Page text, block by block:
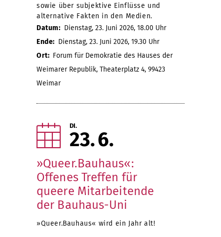
sowie über subjektive Einflüsse und
alternative Fakten in den Medien.
Datum: Dienstag, 23. Juni 2026, 18.00 Uhr
Ende: Dienstag, 23. Juni 2026, 19.30 Uhr
Ort: Forum für Demokratie des Hauses der
Weimarer Republik, Theaterplatz 4, 99423
Weimar
DI.
23 6
»Queer.Bauhaus«:
Offenes Treffen für
queere Mitarbeitende
der Bauhaus-Uni
»Queer.Bauhaus« wird ein Jahr alt!